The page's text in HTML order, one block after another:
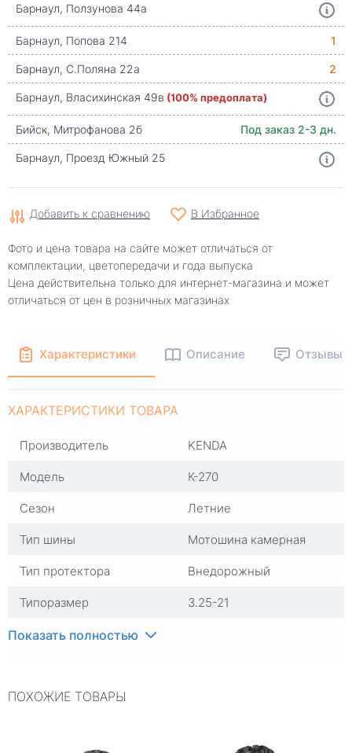
Барнаул, Ползунова 44а
Барнаул, Попова 214
1
Барнаул, С.Поляна 22а
2
Барнаул, Власихинская 49в (100% предоплата)
Бийск, Митрофанова 2б
Под заказ 2-3 дн.
Барнаул, Проезд Южный 25
Добавить к сравнению В Избранное
Фото и цена товара на сайте может отличаться от
комплектации, цветопередачи и года выпуска
Цена действительна только для интернет-магазина и может
отличаться от цен в розничных магазинах
Характеристики Описание Отзывы
ХАРАКТЕРИСТИКИ ТОВАРА
Производитель
KENDA
Модель
К-270
Сезон
Летние
Тип шины
Мотошина камерная
Тип протектора
Внедорожный
Типоразмер
3.25-21
Посадочный диаметр
Ширина профиля, мм
Показать полностью
ПОХОЖИЕ ТОВАРЫ